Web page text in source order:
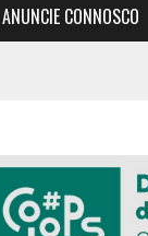
ANUNCIE CONNOSCO